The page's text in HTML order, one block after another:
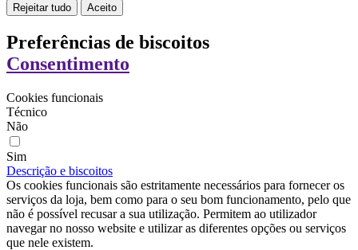
Rejeitar tudo Aceito
Preferências de biscoitos
Consentimento
Cookies funcionais
Técnico
Não
Sim
Descrição e biscoitos
Os cookies funcionais são estritamente necessários para fornecer os
serviços da loja, bem como para o seu bom funcionamento, pelo que
não é possível recusar a sua utilização. Permitem ao utilizador
navegar no nosso website e utilizar as diferentes opções ou serviços
que nele existem.